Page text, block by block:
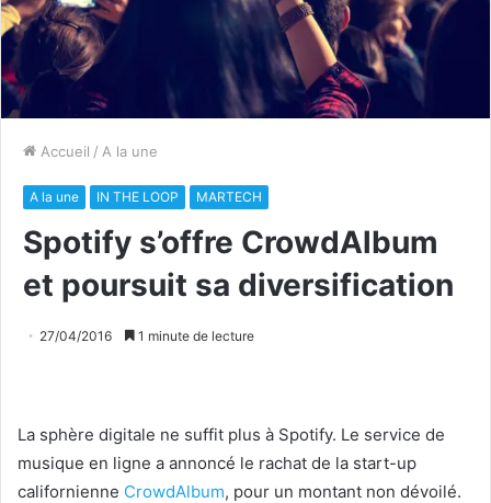
Accueil / A la une
A la une IN THE LOOP MARTECH
Spotify s’offre CrowdAlbum
et poursuit sa diversification
27/04/2016 1 minute de lecture
La sphère digitale ne suffit plus à Spotify. Le service de
musique en ligne a annoncé le rachat de la start-up
californienne CrowdAlbum, pour un montant non dévoilé.